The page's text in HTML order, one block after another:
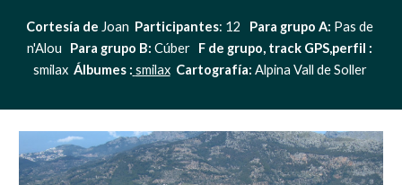
Cortesía de Joan Participantes: 12 Para grupo A: Pas de
n'Alou Para grupo B: Cúber
smilax Álbumes : smilax Cartografía: Alpina Vall de Soller